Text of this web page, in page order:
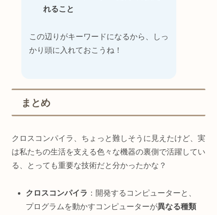
れること
この辺りがキーワードになるから、しっ
かり頭に入れておこうね！
まとめ
クロスコンパイラ、ちょっと難しそうに見えたけど、実
は私たちの生活を支える色々な機器の裏側で活躍してい
る、とっても重要な技術だと分かったかな？
クロスコンパイラ ：開発するコンピューターと、
プログラムを動かすコンピューターが異なる種類